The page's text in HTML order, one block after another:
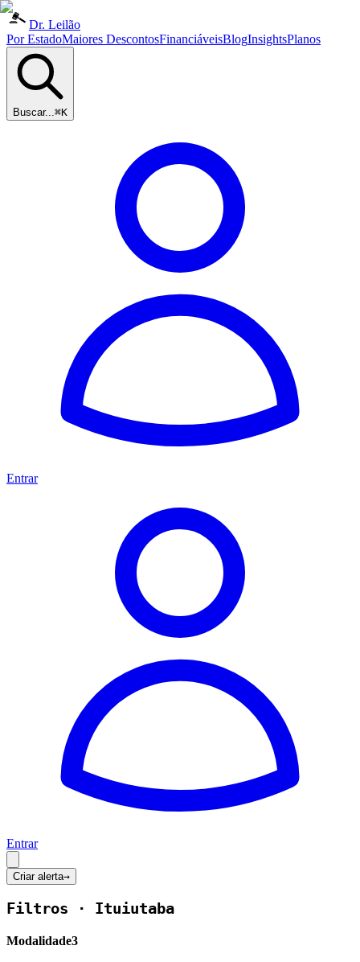
Dr. Leilão
Por EstadoMaiores DescontosFinanciáveisBlogInsightsPlanos
Buscar...⌘K
Entrar
Entrar
Criar alerta→
Filtros · Ituiutaba
Modalidade3